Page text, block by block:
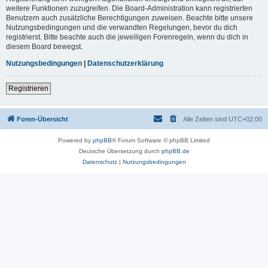
weitere Funktionen zuzugreifen. Die Board-Administration kann registrierten
Benutzern auch zusätzliche Berechtigungen zuweisen. Beachte bitte unsere
Nutzungsbedingungen und die verwandten Regelungen, bevor du dich
registrierst. Bitte beachte auch die jeweiligen Forenregeln, wenn du dich in
diesem Board bewegst.
Nutzungsbedingungen | Datenschutzerklärung
Registrieren
Foren-Übersicht Alle Zeiten sind UTC+02:00
Powered by phpBB® Forum Software © phpBB Limited
Deutsche Übersetzung durch phpBB.de
Datenschutz| Nutzungsbedingungen